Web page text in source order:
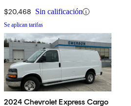
$20,468 Sin calificación
Se aplican tarifas
2024 Chevrolet Express Cargo